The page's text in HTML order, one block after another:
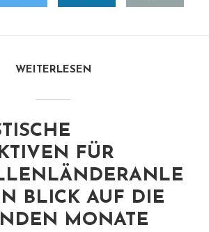
WEITERLESEN
FÜR
BLICK AUF DIE
MONATE